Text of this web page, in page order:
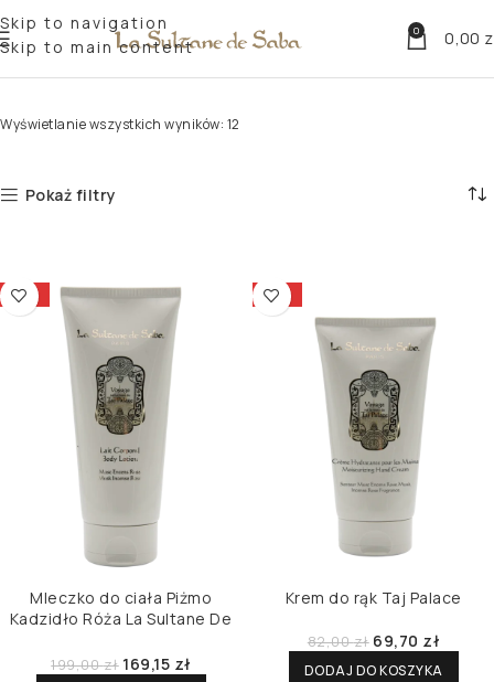
Skip to navigation
Skip to main content
0 0,00
Wyświetlanie wszystkich wyników: 12
Pokaż filtry
-15%
Mleczko do ciała Piżmo
Kadzidło Róża La Sultane De
199,00zł 169,15 zł
-15%
Krem do rąk Taj Palace
82,00zł 69,70 zł
DODAJ DO KOSZYKA